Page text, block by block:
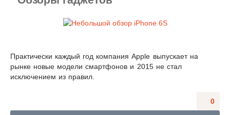
Практически каждый год компания Apple выпускает на
рынке новые модели смартфонов и 2015 не стал
исключением из правил.
0